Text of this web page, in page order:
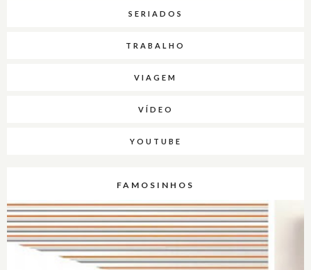
SERIADOS
TRABALHO
VIAGEM
VÍDEO
YOUTUBE
FAMOSINHOS